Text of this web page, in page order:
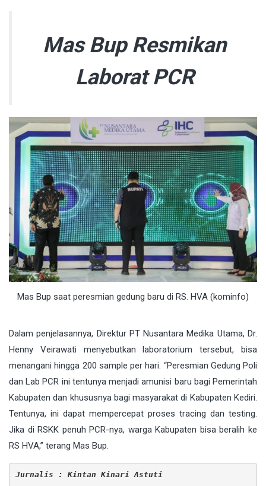
Mas Bup Resmikan
Laborat PCR
Mas Bup saat peresmian gedung baru di RS. HVA (kominfo)
Dalam penjelasannya, Direktur PT Nusantara Medika Utama, Dr.
Henny Veirawati menyebutkan laboratorium tersebut, bisa
menangani hingga 200 sample per hari. “Peresmian Gedung Poli
dan Lab PCR ini tentunya menjadi amunisi baru bagi Pemerintah
Kabupaten dan khususnya bagi masyarakat di Kabupaten Kediri.
Tentunya, ini dapat mempercepat proses tracing dan testing.
Jika di RSKK penuh PCR-nya, warga Kabupaten bisa beralih ke
RS HVA,” terang Mas Bup.
Jurnalis : Kintan Kinari Astuti